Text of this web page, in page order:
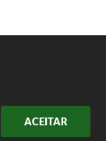
ACEITAR